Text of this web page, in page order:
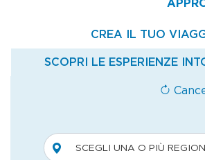
territorio. Passeggiare nei
Cave, talvolta ripidi e
licheni, muschi , edere e liane.
riflessi scuri nelle zone più
cavoni. Una luce intensa,